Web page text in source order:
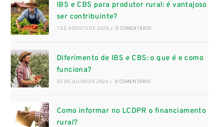
IBS e CBS para produtor rural: é vantajoso
ser contribuinte?
7 DE AGOSTO DE 2026 / 0 COMENTÁRIO
Diferimento de IBS e CBS: o que é e como
funciona?
22 DE JULHO DE 2026 / 0 COMENTÁRIO
Como informar no LCDPR o financiamento
rural?